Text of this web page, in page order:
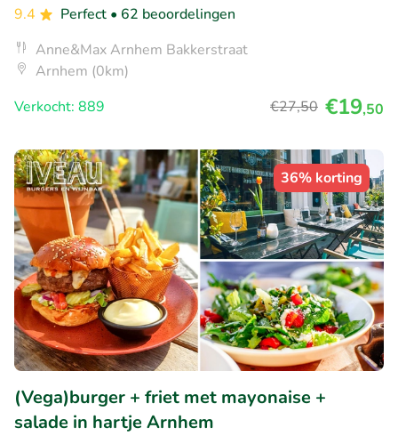
9.4 Perfect • 62 beoordelingen
Anne&Max Arnhem Bakkerstraat
Arnhem (0km)
Verkocht: 889
€27,50 €19,50
36% korting
(Vega)burger + friet met mayonaise +
salade in hartje Arnhem